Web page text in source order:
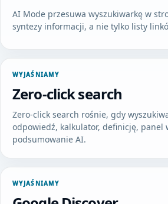
AI Mode przesuwa wyszukiwarkę w
syntezy informacji, a nie tylko listy
WYJAŚNIAMY
Zero-click search
Zero-click search rośnie, gdy
odpowiedź, kalkulator, definicję, panel
podsumowanie AI.
WYJAŚNIAMY